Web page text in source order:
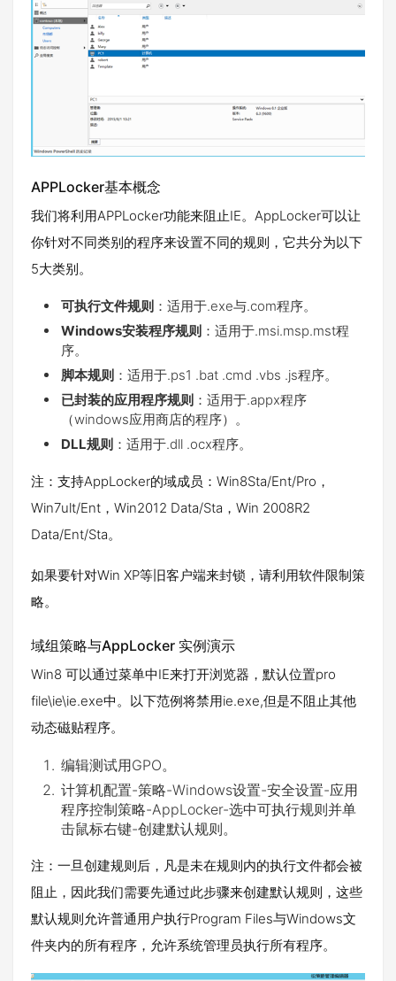
APPLocker基本概念
我们将利用APPLocker功能来阻止IE。AppLocker可以让
你针对不同类别的程序来设置不同的规则，它共分为以下
5大类别。
可执行文件规则 ：适用于.exe与.com程序。
Windows安装程序规则 ：适用于.msi.msp.mst程
序。
脚本规则 ：适用于.ps1 .bat .cmd .vbs .js程序。
已封装的应用程序规则 ：适用于.appx程序
（windows应用商店的程序）。
DLL规则 ：适用于.dll .ocx程序。
注：支持AppLocker的域成员：Win8Sta/Ent/Pro，
Win7ult/Ent，Win2012 Data/Sta，Win 2008R2
Data/Ent/Sta。
如果要针对Win XP等旧客户端来封锁，请利用软件限制策
略。
域组策略与AppLocker 实例演示
Win8 可以通过菜单中IE来打开浏览器，默认位置pro
file\ie\ie.exe中。以下范例将禁用ie.exe,但是不阻止其他
动态磁贴程序。
编辑测试用GPO。
计算机配置-策略-Windows设置-安全设置-应用
程序控制策略-AppLocker-选中可执行规则并单
击鼠标右键-创建默认规则。
注：一旦创建规则后，凡是未在规则内的执行文件都会被
阻止，因此我们需要先通过此步骤来创建默认规则，这些
默认规则允许普通用户执行Program Files与Windows文
件夹内的所有程序，允许系统管理员执行所有程序。